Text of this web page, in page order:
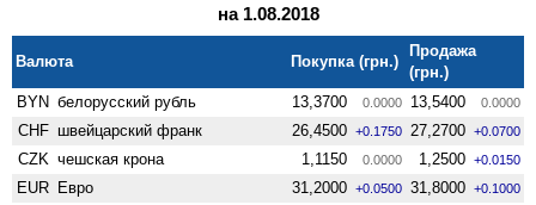
на 1.08.2018
Валюта Покупка (грн.)
Продажа
(грн.)
BYN белорусский рубль 13,3700 0.0000 13,5400 0.0000
CHF швейцарский франк 26,4500 +0.1750 27,2700 +0.0700
CZK чешская крона 1,1150 0.0000 1,2500 +0.0150
EUR Евро 31,2000 +0.0500 31,8000 +0.1000